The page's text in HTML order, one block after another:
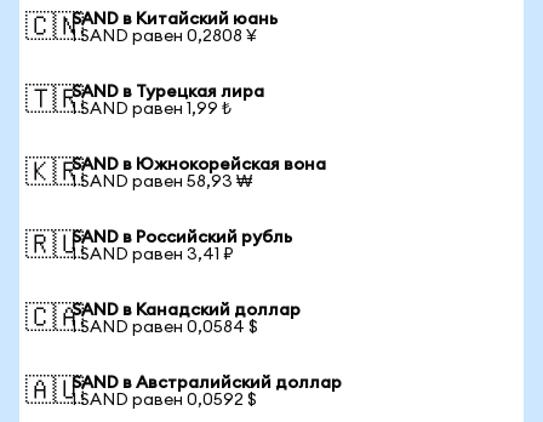
🇨🇳SAND в Китайский юань
1 SAND равен 0,2808 ¥
🇹🇷SAND в Турецкая лира
1 SAND равен 1,99 ₺
🇰🇷SAND в Южнокорейская вона
1 SAND равен 58,93 ₩
🇷🇺SAND в Российский рубль
1 SAND равен 3,41 ₽
🇨🇦SAND в Канадский доллар
1 SAND равен 0,0584 $
🇦🇺SAND в Австралийский доллар
1 SAND равен 0,0592 $